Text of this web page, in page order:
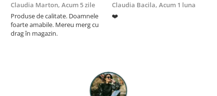
Claudia Marton, Acum 5 zile
Produse de calitate. Doamnele
foarte amabile. Mereu merg cu
drag în magazin.
Claudia Bacila, Acum 1 luna
❤️